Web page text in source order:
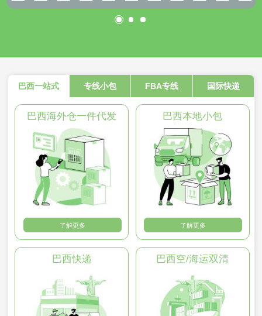
巴西一站式 专线小包 FBA专线 国际快递
巴西海外仓一件代发
了解更多
巴西本地小包
了解更多
巴西快递 巴西空/海运双清